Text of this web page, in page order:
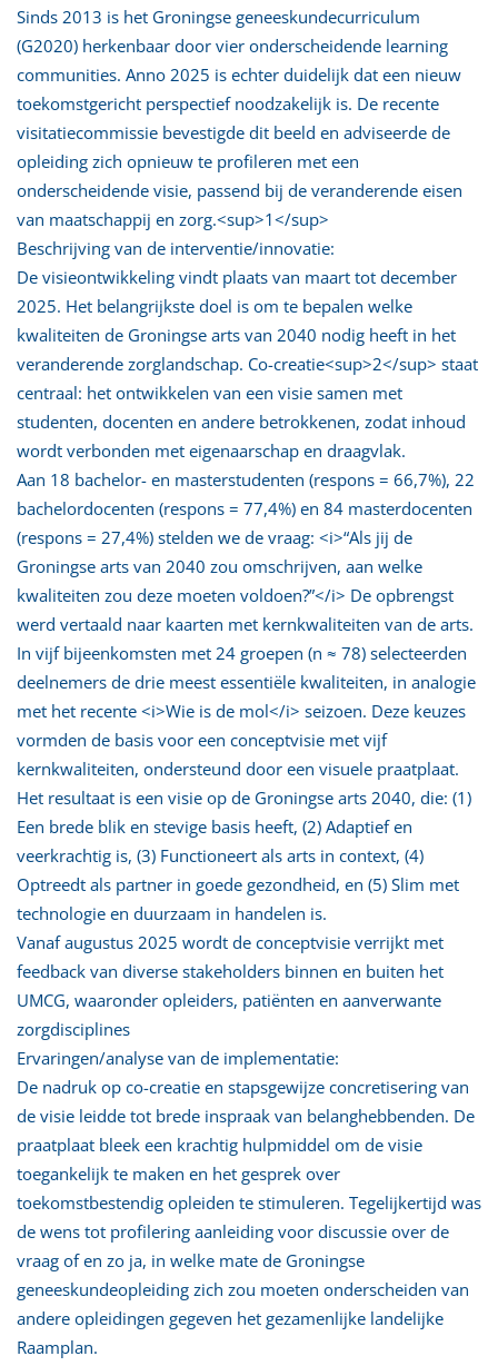
Sinds 2013 is het Groningse geneeskundecurriculum
(G2020) herkenbaar door vier onderscheidende learning
communities. Anno 2025 is echter duidelijk dat een nieuw
toekomstgericht perspectief noodzakelijk is. De recente
visitatiecommissie bevestigde dit beeld en adviseerde de
opleiding zich opnieuw te profileren met een
onderscheidende visie, passend bij de veranderende eisen
van maatschappij en zorg.<sup>1</sup>
Beschrijving van de interventie/innovatie:
De visieontwikkeling vindt plaats van maart tot december
2025. Het belangrijkste doel is om te bepalen welke
kwaliteiten de Groningse arts van 2040 nodig heeft in het
veranderende zorglandschap. Co-creatie<sup>2</sup> staat
centraal: het ontwikkelen van een visie samen met
studenten, docenten en andere betrokkenen, zodat inhoud
wordt verbonden met eigenaarschap en draagvlak.
Aan 18 bachelor- en masterstudenten (respons = 66,7%), 22
bachelordocenten (respons = 77,4%) en 84 masterdocenten
(respons = 27,4%) stelden we de vraag: <i>“Als jij de
Groningse arts van 2040 zou omschrijven, aan welke
kwaliteiten zou deze moeten voldoen?”</i> De opbrengst
werd vertaald naar kaarten met kernkwaliteiten van de arts.
In vijf bijeenkomsten met 24 groepen (n ≈ 78) selecteerden
deelnemers de drie meest essentiële kwaliteiten, in analogie
met het recente <i>Wie is de mol</i> seizoen. Deze keuzes
vormden de basis voor een conceptvisie met vijf
kernkwaliteiten, ondersteund door een visuele praatplaat.
Het resultaat is een visie op de Groningse arts 2040, die: (1)
Een brede blik en stevige basis heeft, (2) Adaptief en
veerkrachtig is, (3) Functioneert als arts in context, (4)
Optreedt als partner in goede gezondheid, en (5) Slim met
technologie en duurzaam in handelen is.
Vanaf augustus 2025 wordt de conceptvisie verrijkt met
feedback van diverse stakeholders binnen en buiten het
UMCG, waaronder opleiders, patiënten en aanverwante
zorgdisciplines
Ervaringen/analyse van de implementatie:
De nadruk op co-creatie en stapsgewijze concretisering van
de visie leidde tot brede inspraak van belanghebbenden. De
praatplaat bleek een krachtig hulpmiddel om de visie
toegankelijk te maken en het gesprek over
toekomstbestendig opleiden te stimuleren. Tegelijkertijd was
de wens tot profilering aanleiding voor discussie over de
vraag of en zo ja, in welke mate de Groningse
geneeskundeopleiding zich zou moeten onderscheiden van
andere opleidingen gegeven het gezamenlijke landelijke
Raamplan.